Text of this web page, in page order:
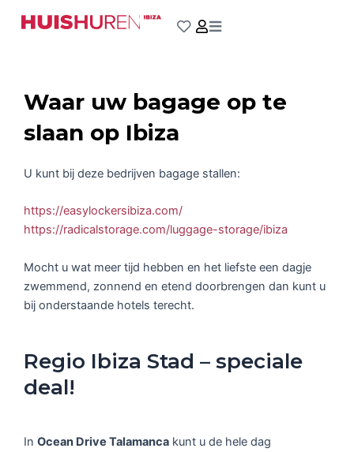
naar
Waar uw bagage op te
slaan op Ibiza
U kunt bij deze bedrijven bagage stallen:
https://easylockersibiza.com/
https://radicalstorage.com/luggage-storage/ibiza
Mocht u wat meer tijd hebben en het liefste een dagje
zwemmend, zonnend en etend doorbrengen dan kunt u
bij onderstaande hotels terecht.
Regio Ibiza Stad – speciale
deal!
In Ocean Drive Talamanca kunt u de hele dag